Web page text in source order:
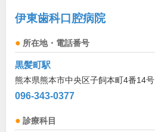
伊東歯科口腔病院
所在地・電話番号
黒髪町駅
熊本県熊本市中央区子飼本町4番14号
096-343-0377
診療科目